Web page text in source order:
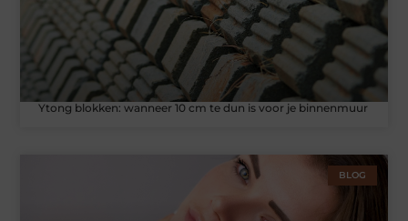
Ytong blokken: wanneer 10 cm te dun is voor je binnenmuur
BLOG